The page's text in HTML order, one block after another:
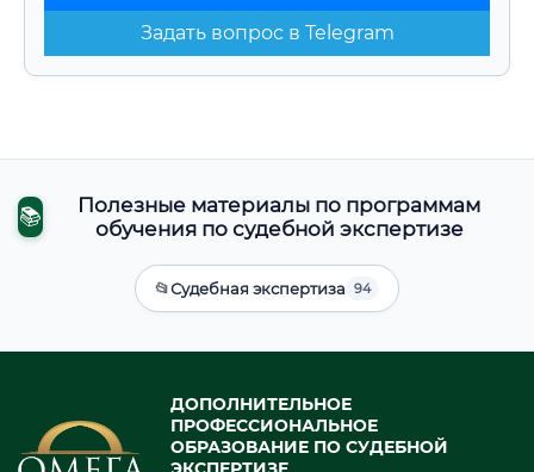
Задать вопрос в Telegram
📚
Полезные материалы по программам
обучения по судебной экспертизе
📂Судебная экспертиза 94
ДОПОЛНИТЕЛЬНОЕ
ПРОФЕССИОНАЛЬНОЕ
ОБРАЗОВАНИЕ ПО СУДЕБНОЙ